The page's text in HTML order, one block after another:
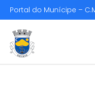
Portal do Munícipe –